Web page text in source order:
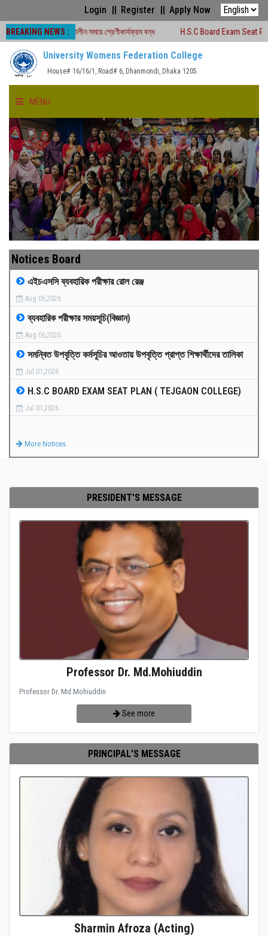
Login Register Apply Now
BREAKING NEWS :
চলাকালীন সময়ে শ্রেণীকার্যক্রম বন্ধ H.S.C Board Exam Seat Plan (
University Womens Federation College
House# 16/16/1, Road# 6, Dhanmondi, Dhaka 1205.
MENU
HOME
ABOUT US
FACULTIES
ACADEMICS
GALLERY
MEDIA
PAYMENT
CO-CURRICULUM
RESULTS
Notices Board
এইচএসসি ব্যবহারিক পরীক্ষার রোল রেঞ্জ
Aug 06,2026
ব্যবহারিক পরীক্ষার সময়সূচি(বিজ্ঞান)
Aug 06,2026
সমন্বিত উপবৃত্তি কর্মসূচির আওতায় উপবৃত্তি প্রাপ্ত শিক্ষার্থীদের তালিকা
Jul 01,2026
H.S.C BOARD EXAM SEAT PLAN ( TEJGAON COLLEGE)
Jul 01,2026
More Notices
PRESIDENT'S MESSAGE
Professor Dr. Md.Mohiuddin
Professor Dr. Md.Mohiuddin
See more
PRINCIPAL'S MESSAGE
Sharmin Afroza (Acting)